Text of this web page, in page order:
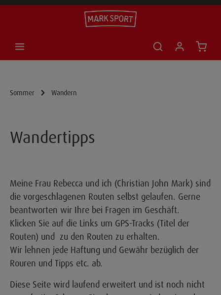
Sommer Wandern
Wandertipps
Meine Frau Rebecca und ich (Christian John Mark) sind
die vorgeschlagenen Routen selbst gelaufen. Gerne
beantworten wir Ihre bei Fragen im Geschäft.
Klicken Sie auf die Links um GPS-Tracks (Titel der
Routen) und zu den Routen zu erhalten.
Wir lehnen jede Haftung und Gewähr bezüglich der
Rouren und Tipps etc. ab.
Diese Seite wird laufend erweitert und ist noch nicht